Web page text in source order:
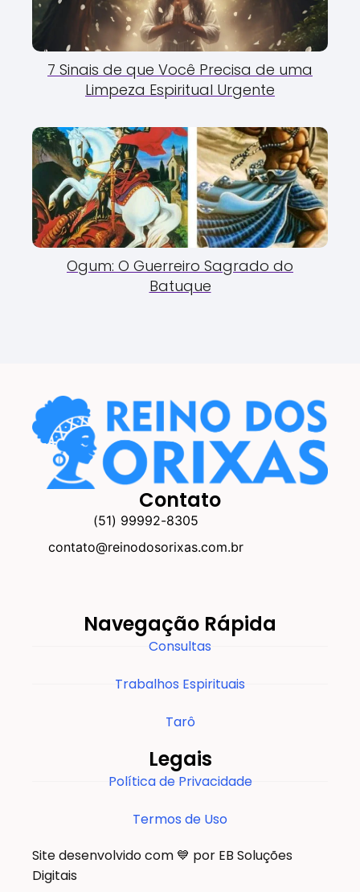
7 Sinais de que Você Precisa de uma
Limpeza Espiritual Urgente
Ogum: O Guerreiro Sagrado do
Batuque
Contato
(51) 99992-8305
contato@reinodosorixas.com.br
Navegação Rápida
Consultas
Trabalhos Espirituais
Tarô
Legais
Política de Privacidade
Termos de Uso
Site desenvolvido com 💙 por EB Soluções
Digitais